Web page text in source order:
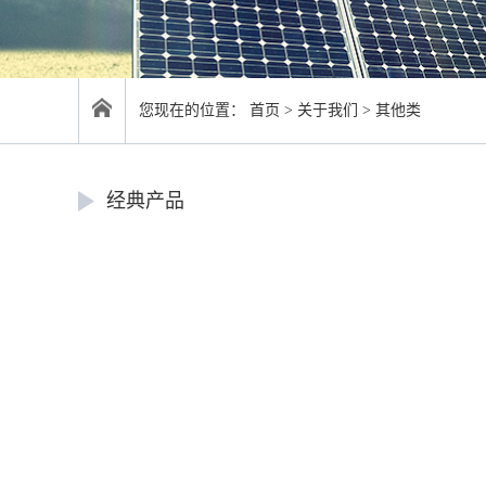
您现在的位置： 首页 > 关于我们 > 其他类
经典产品